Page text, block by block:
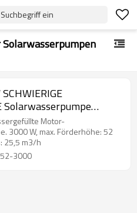
ein
Solarwasserpumpe
Hersteller
Motor-
3000 W, max. Förderhöhe: 52
25,5 m3/h
3000